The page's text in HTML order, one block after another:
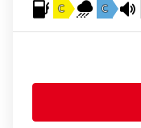
C C